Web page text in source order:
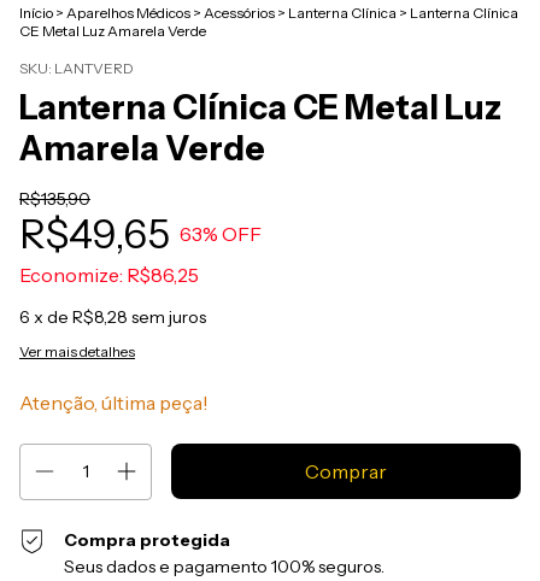
Início > Aparelhos Médicos > Acessórios > Lanterna Clínica > Lanterna Clínica
CE Metal Luz Amarela Verde
SKU: LANTVERD
Lanterna Clínica CE Metal Luz
Amarela Verde
R$135,90
R$49,65 63% OFF
Economize: R$86,25
6 x de R$8,28 sem juros
Ver mais detalhes
Atenção, última peça!
Compra protegida
Seus dados e pagamento 100% seguros.